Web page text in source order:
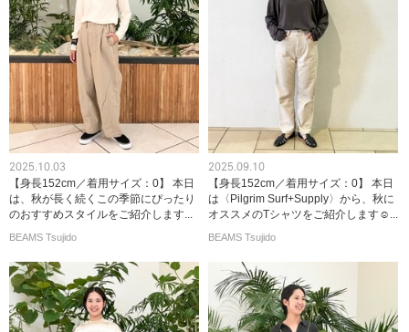
2025.10.03
【身長152cm／着用サイズ：0】 本日
は、秋が長く続くこの季節にぴったり
のおすすめスタイルをご紹介します...
BEAMS Tsujido
2025.09.10
【身長152cm／着用サイズ：0】 本日
は〈Pilgrim Surf+Supply〉から、秋に
オススメのTシャツをご紹介します☺...
BEAMS Tsujido